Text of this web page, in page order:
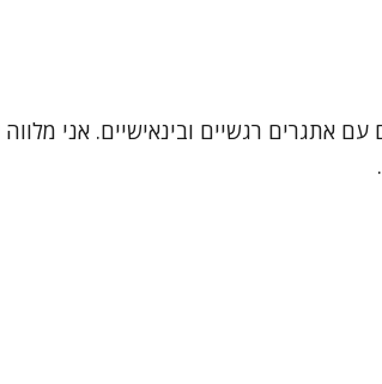
אתגרים רגשיים ובינאישיים. אני